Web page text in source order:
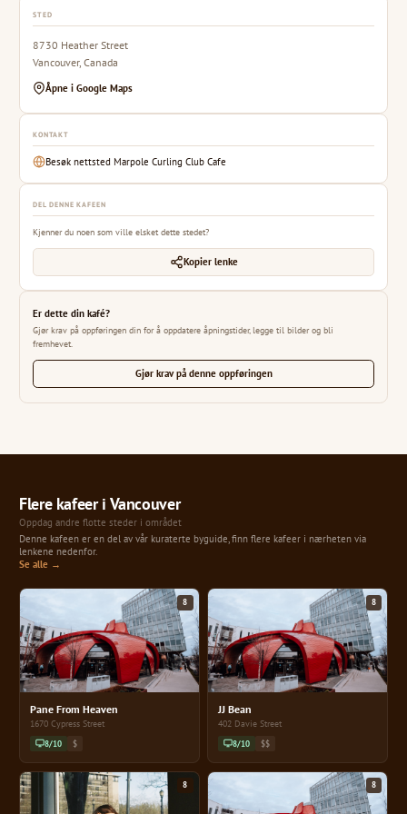
STED
8730 Heather Street
Vancouver, Canada
Åpne i Google Maps
KONTAKT
Besøk nettsted Marpole Curling Club Cafe
DEL DENNE KAFEEN
Kjenner du noen som ville elsket dette stedet?
Kopier lenke
Er dette din kafé?
Gjør krav på oppføringen din for å oppdatere åpningstider, legge til bilder og bli
fremhevet.
Gjør krav på denne oppføringen
Flere kafeer i Vancouver
Oppdag andre flotte steder i området
Denne kafeen er en del av vår kuraterte byguide, finn flere kafeer i nærheten via
lenkene nedenfor.
Se alle →
8
Pane From Heaven
1670 Cypress Street
8/10 $
8
JJ Bean
402 Davie Street
8/10 $$
8 8